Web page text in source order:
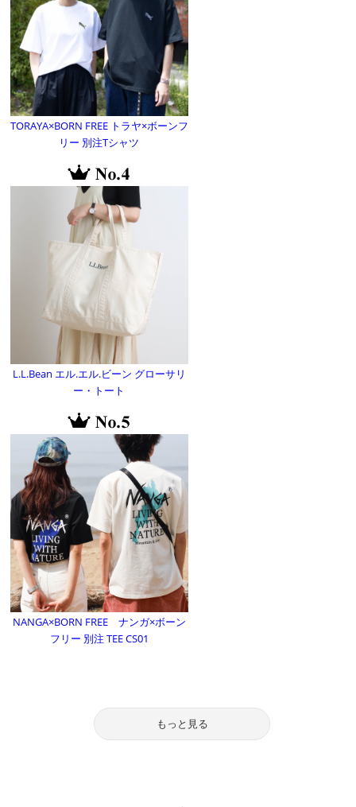
TORAYA×BORN FREE トラヤ×ボーンフ
リー 別注Tシャツ
L.L.Bean エル.エル.ビーン グローサリ
ー・トート
NANGA×BORN FREE ナンガ×ボーン
フリー 別注 TEE CS01
もっと見る